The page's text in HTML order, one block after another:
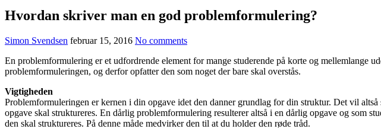
Hvordan skriver man en god problemformulering?
Simon Svendsen februar 15, 2016 No comments
En problemformulering er et udfordrende element for mange studerende på korte og mellemlange
problemformuleringen, og derfor opfatter den som noget der bare skal overstås.
Vigtigheden
Problemformuleringen er kernen i din opgave idet den danner grundlag for din struktur. Det vil
opgave skal struktureres. En dårlig problemformulering resulterer altså i en dårlig opgave og som
den skal struktureres. På denne måde medvirker den til at du holder den røde tråd.